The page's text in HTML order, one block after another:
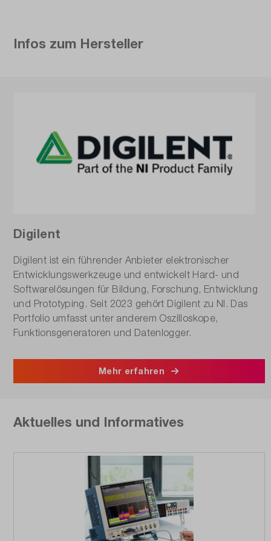
Infos zum Hersteller
Digilent
Digilent ist ein führender Anbieter elektronischer
Entwicklungswerkzeuge und entwickelt Hard- und
Softwarelösungen für Bildung, Forschung, Entwicklung
und Prototyping. Seit 2023 gehört Digilent zu NI. Das
Portfolio umfasst unter anderem Oszilloskope,
Funktionsgeneratoren und Datenlogger.
Mehr erfahren
Aktuelles und Informatives